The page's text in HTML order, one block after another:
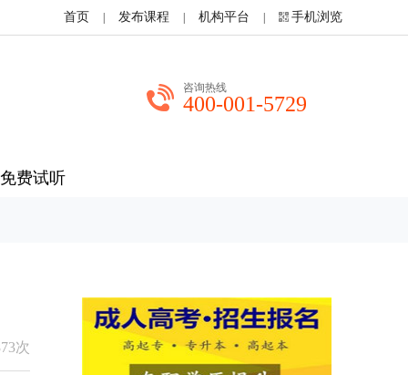
首页 发布课程 机构平台 手机浏览
咨询热线
400-001-5729
免费试听
次